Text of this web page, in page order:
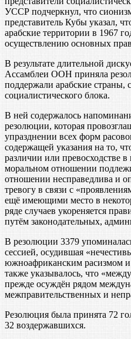
УССР подчеркнул, что
представитель Кубы указал,
арабские территории в 1967
осуществлению основных
В результате длительной
Ассамблеи ООН приняла
поддержали арабские страны,
социалистического блока.
В ней содержалось
резолюции, которая
упразднении всех форм
содержащей указания на то,
различии или превосходстве
моральном отношении
отношении несправедлива и
тревогу в связи с
ещё имеющими место в
ряде случаев укореняется
путём законодательных,
В резолюции 3379
сессией, осудившая
южноафриканским расизмом
также указывалось, что
прежде осуждён рядом
межправительственных и
Резолюция была принята 72
32 воздержавшихся.